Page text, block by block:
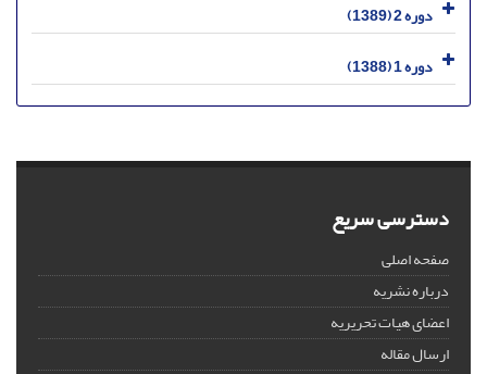
دوره 2 (1389)
دوره 1 (1388)
دسترسی سریع
صفحه اصلی
درباره نشریه
اعضای هیات تحریریه
ارسال مقاله